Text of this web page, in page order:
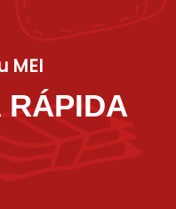
MEI
RÁPIDA